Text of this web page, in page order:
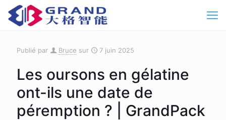
Publié par Bruce sur 7 juin 2025
Les oursons en gélatine
ont-ils une date de
péremption ? | GrandPack